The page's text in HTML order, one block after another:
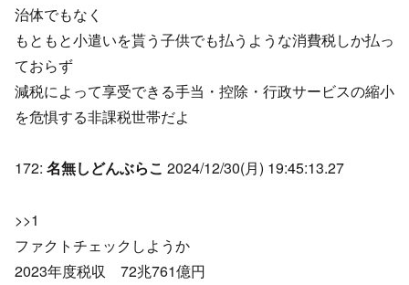
治体でもなく
もともと小遣いを貰う子供でも払うような消費税しか払っ
ておらず
減税によって享受できる手当・控除・行政サービスの縮小
を危惧する非課税世帯だよ
172: 名無しどんぶらこ 2024/12/30(月) 19:45:13.27
>>1
ファクトチェックしようか
2023年度税収 72兆761億円